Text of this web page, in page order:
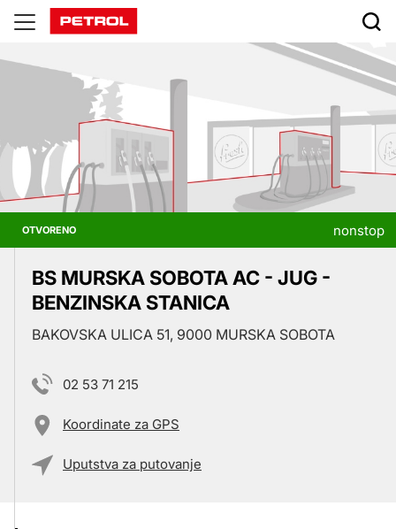
Prodajna
mjesta
OTVORENO nonstop
BS MURSKA SOBOTA AC - JUG -
BENZINSKA STANICA
BAKOVSKA ULICA 51, 9000 MURSKA SOBOTA
02 53 71 215
Koordinate za GPS
Uputstva za putovanje